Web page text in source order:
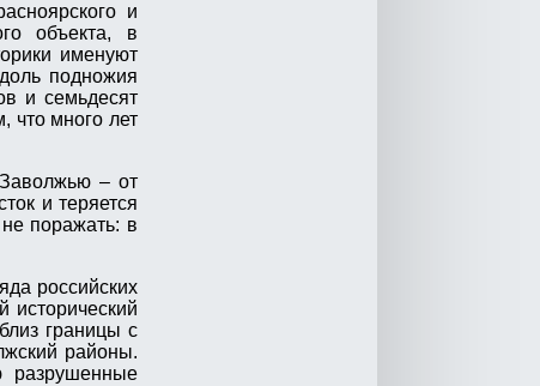
и
объекта, в
именуют
подножия
и семьдесят
что много лет
Заволжью – от
и теряется
поражать: в
российских
исторический
границы с
районы.
разрушенные